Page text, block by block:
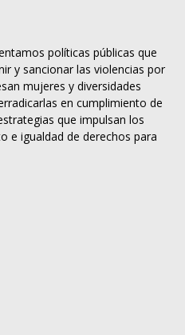
políticas públicas que
y sancionar las violencias por
mujeres y diversidades
en cumplimiento de
que impulsan los
e igualdad de derechos para